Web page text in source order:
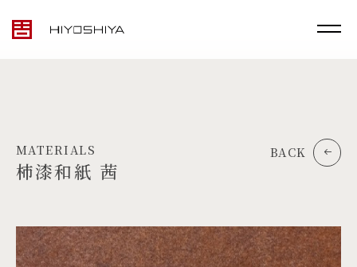
TOP
MATERIALS
柿漆和紙 茜
BACK